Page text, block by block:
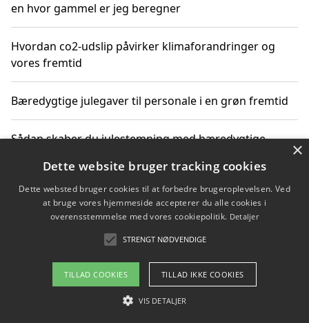
en hvor gammel er jeg beregner
Hvordan co2-udslip påvirker klimaforandringer og
vores fremtid
Bæredygtige julegaver til personale i en grøn fremtid
Sådan skaber du julestemning med bæredygtige
Sådan skaber du et bæredygtigt hjem med familien i
Copyright 2026 - Pilanto Aps
Om / kontakt
×
Dette website bruger tracking cookies
Dette websted bruger cookies til at forbedre brugeroplevelsen. Ved
at bruge vores hjemmeside accepterer du alle cookies i
overensstemmelse med vores cookiepolitik. Detaljer
STRENGT NØDVENDIGE
TILLAD COOKIES TILLAD IKKE COOKIES
VIS DETALJER